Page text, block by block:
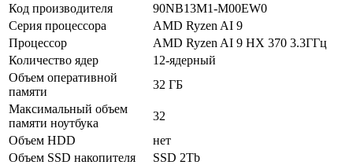
Код производителя
90NB13M1-M00EW0
Серия процессора
AMD Ryzen AI 9
Процессор
AMD Ryzen AI 9 HX 370 3.3ГГц
Количество ядер
12-ядерный
Объем оперативной
памяти
32 ГБ
Максимальный объем
памяти ноутбука
32
Объем HDD
нет
Объем SSD накопителя
SSD 2Tb